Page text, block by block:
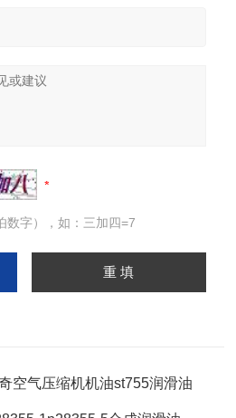
数字），如：三加四=7
空气压缩机机油st755润滑油